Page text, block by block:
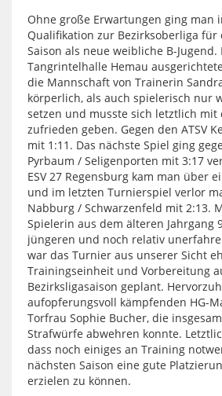
Ohne große Erwartungen ging man
Qualifikation zur Bezirksoberliga für
Saison als neue weibliche B-
Tangrintelhalle Hemau
die Mannschaft von Trainerin
körperlich, als auch spielerisch nur
setzen und musste sich letztlich mit
zufrieden geben. Gegen den ATSV
mit 1:11. Das nächste Spiel ging
Pyrbaum / Seligenporten mit 3:17
ESV 27 Regensburg kam man über
und im letzten Turnierspiel verlor
Nabburg / Schwarzenfeld mit 2:13.
Spielerin aus dem älteren Jahrgang
jüngeren und noch relativ
war das Turnier aus unserer Sicht
Trainingseinheit und Vorbereitung
Bezirksligasaison geplant.
aufopferungsvoll kämpfenden HG-
Torfrau Sophie Bucher, die
Strafwürfe abwehren konnte.
dass noch einiges an Training
nächsten Saison eine gute
erzielen zu können.